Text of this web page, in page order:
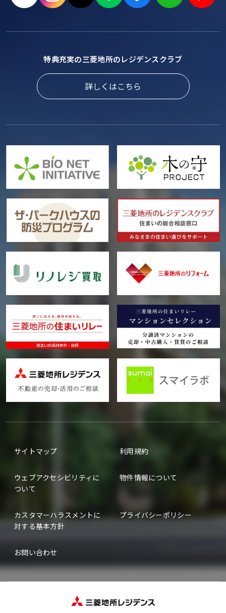
特典充実の三菱地所のレジデンスクラブ
詳しくはこちら
サイトマップ 利用規約
ウェブアクセシビリティに
ついて
物件情報について
カスタマーハラスメントに
対する基本方針
プライバシーポリシー
お問い合わせ